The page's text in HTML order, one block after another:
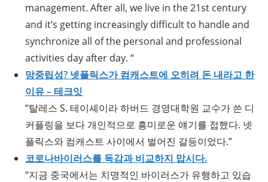
management. After all, we live in the 21st century
and it’s getting increasingly difficult to handle and
synchronize all of the personal and professional
activities day after day. “
망중립성? 넷플릭스가 컴캐스트에 오히려 돈 내라고 한
이유 – 테크잇
“탈레스 S. 테이셰이라 하버드 경영대학원 교수가 쓴 디
커플링을 보다 개인적으로 흥미로운 얘기를 접했다. 넷
플릭스와 컴캐스트 사이에서 벌어진 갈등이었다.”
코로나바이러스를 독감과 비교하지 맙시다.
“지금 중국에서는 치명적인 바이러스가 유행하고 있습